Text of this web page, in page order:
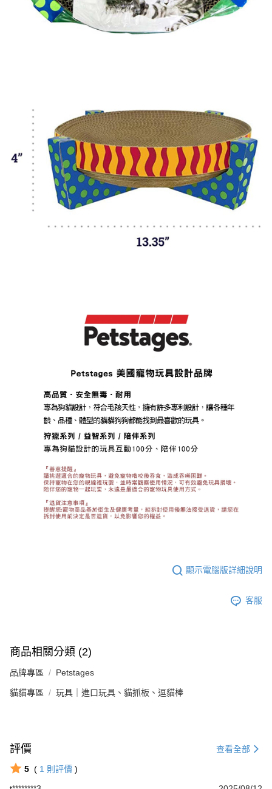
顯示電腦版詳細說明
客服
商品相關分類 (2)
品牌專區 Petstages
貓貓專區 玩具｜進口玩具、貓抓板、逗貓棒
評價 查看全部
5 ( 1 則評價 )